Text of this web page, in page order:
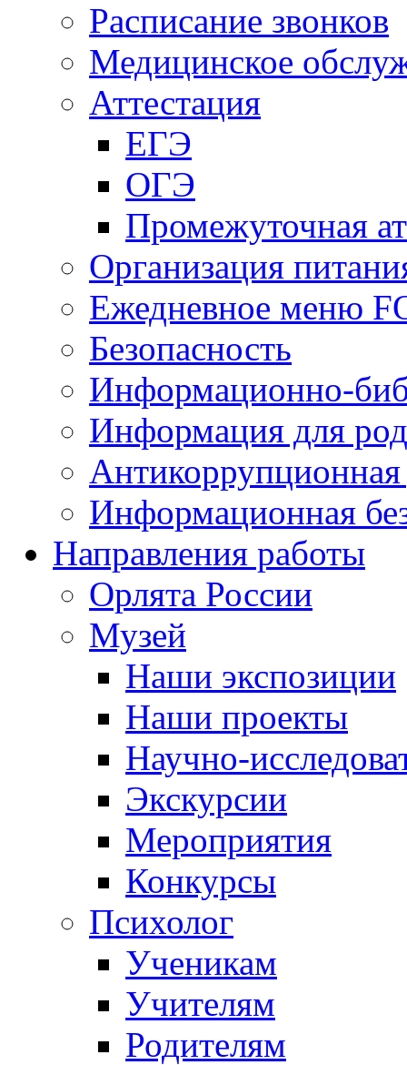
Расписание звонков
Медицинское
Аттестация
ЕГЭ
ОГЭ
Промежуточная
Организация
Ежедневное меню
Безопасность
Информационно-
Информация для
Антикоррупционная
Информационная
Направления работы
Орлята России
Музей
Наши экспозиции
Наши проекты
Научно-
Экскурсии
Мероприятия
Конкурсы
Психолог
Ученикам
Учителям
Родителям